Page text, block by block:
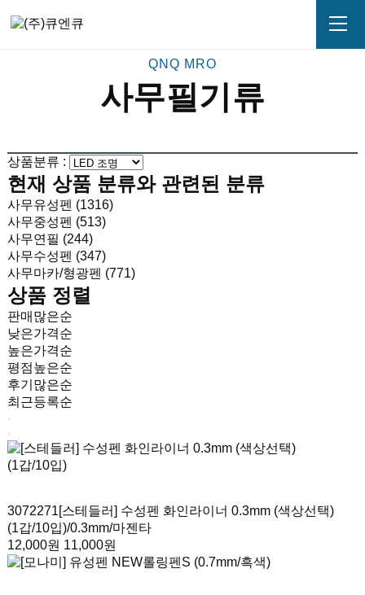
사무필기류
상품분류 :
현재 상품 분류와 관련된 분류
사무유성펜 (1316)
사무중성펜 (513)
사무연필 (244)
사무수성펜 (347)
사무마카/형광펜 (771)
상품 정렬
판매많은순
낮은가격순
높은가격순
평점높은순
후기많은순
최근등록순
3072271[스테들러] 수성펜 화인라이너 0.3mm (색상선택)
(1갑/10입)/0.3mm/마젠타
12,000원 11,000원